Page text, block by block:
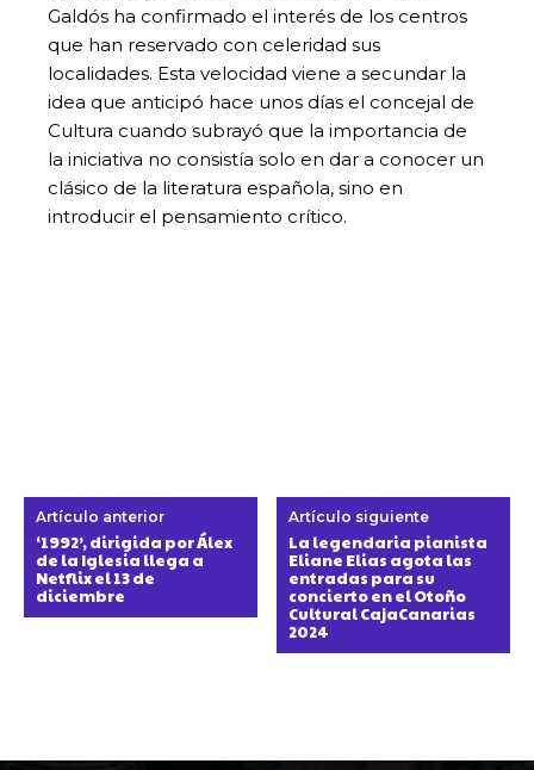
Galdós ha confirmado el interés de los centros
que han reservado con celeridad sus
localidades. Esta velocidad viene a secundar la
idea que anticipó hace unos días el concejal de
Cultura cuando subrayó que la importancia de
la iniciativa no consistía solo en dar a conocer un
clásico de la literatura española, sino en
introducir el pensamiento crítico.
Artículo anterior
‘1992’, dirigida por Álex
de la Iglesia llega a
Netflix el 13 de
diciembre
Artículo siguiente
La legendaria pianista
Eliane Elias agota las
entradas para su
concierto en el Otoño
Cultural CajaCanarias
2024